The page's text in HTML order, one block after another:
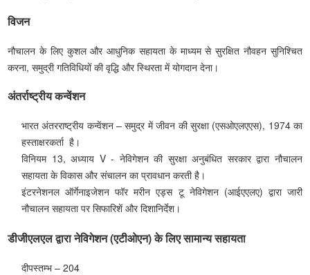
विजन
नौचालन के लिए कुशल और आधुनिक सहायता के माध्यम से सुरक्षित नौवहन सुनिश्चित
करना, समुद्री गतिविधियों की वृद्धि और स्थिरता में योगदान देना।
अंतर्राष्ट्रीय कन्वेंशन
भारत अंतरराष्‍ट्रीय कन्वेंशन – समुद्र में जीवन की सुरक्षा (एसओएलएएस), 1974 का
हस्‍ताक्षरकर्ता है।
विनियम 13, अध्याय V - नेविगेशन की सुरक्षा अनुबंधित सरकार द्वारा नौचालन
सहायता के विकास और संचालन का प्रावधान करती है।
इंटरनेशनल ऑर्गेनाइजेशन फॉर मरीन एड्स टू नेविगेशन (आईएएलए) द्वारा जारी
नौचालन सहायता पर सिफारिशें और दिशानिर्देश।
डीजीएलएल द्वारा नेविगेशन (एटीओएन) के लिए सामान्य सहायता
दीपस्तम्भ – 204